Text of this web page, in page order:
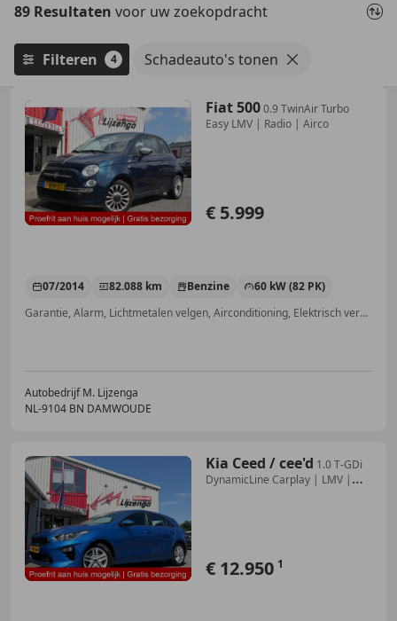
89 Resultaten voor uw zoekopdracht
Filteren 4 Schadeauto's tonen
Fiat 5000.9 TwinAir Turbo
Easy LMV | Radio | Airco
€ 5.999
07/2014 82.088 km Benzine
60 kW (82 PK)
Garantie, Alarm, Lichtmetalen velgen, Airconditioning, Elektrisch verstelbare buitenspiegels, Zij-airbags, Airbag bestuurder, Bandenspanningscontrole
Autobedrijf M. Lijzenga
NL-9104 BN DAMWOUDE
Kia Ceed / cee'd 1.0 T-GDi
DynamicLine Carplay | LMV |
€ 12.950 1